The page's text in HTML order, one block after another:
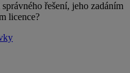
řešení, jeho zadáním
licence?